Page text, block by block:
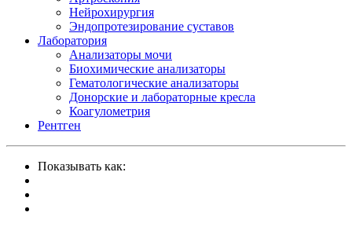
Нейрохирургия
Эндопротезирование суставов
Лаборатория
Анализаторы мочи
Биохимические анализаторы
Гематологические анализаторы
Донорские и лабораторные кресла
Коагулометрия
Рентген
Показывать как: